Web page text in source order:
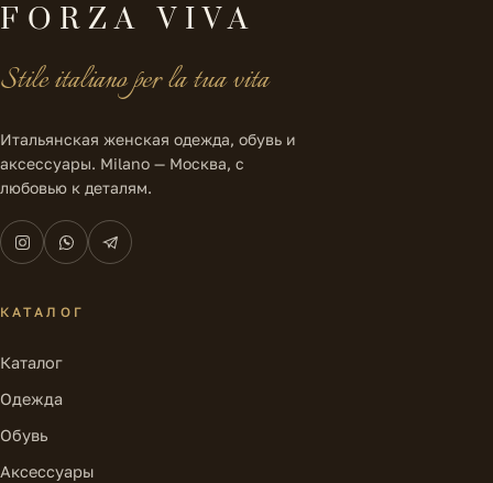
FORZA VIVA
Stile italiano per la tua vita
Итальянская женская одежда, обувь и
аксессуары. Milano — Москва, с
любовью к деталям.
КАТАЛОГ
Каталог
Одежда
Обувь
Аксессуары